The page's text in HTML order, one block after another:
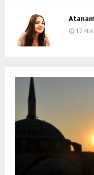
17